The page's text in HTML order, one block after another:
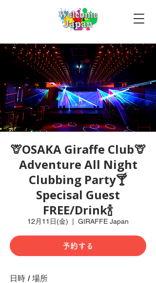
🦒OSAKA Giraffe Club🦒
Adventure All Night
Clubbing Party🍸
Specisal Guest
FREE/Drink🍾
12月11日(金) GIRAFFE Japan
予約する
日時 / 場所